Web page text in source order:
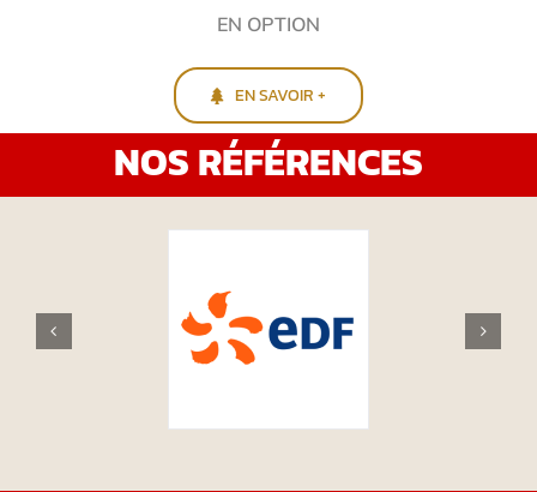
EN OPTION
EN SAVOIR +
NOS RÉFÉRENCES